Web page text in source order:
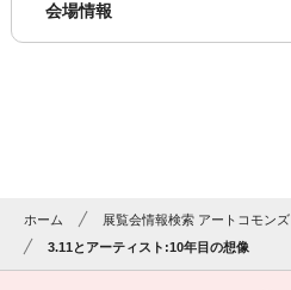
会場情報
ホーム
展覧会情報検索 アートコモンズ
3.11とアーティスト:10年目の想像